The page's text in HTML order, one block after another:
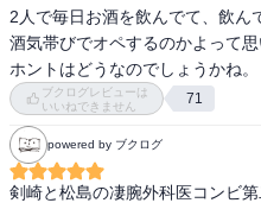
2人で毎日お酒を飲んでて、飲ん
酒気帯びでオペするのかよって思
ホントはどうなのでしょうかね。
ブクログレビューは
いいねできません
71
powered by ブクログ
剣崎と松島の凄腕外科医コンビ第